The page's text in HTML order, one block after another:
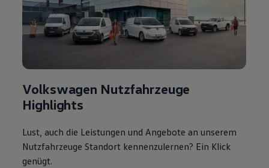
Volkswagen Nutzfahrzeuge
Highlights
Lust, auch die Leistungen und Angebote an unserem
Nutzfahrzeuge Standort kennenzulernen? Ein Klick
genügt.